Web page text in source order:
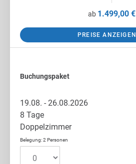
ab 1.499,00 €
PREISE ANZEIGEN
Buchungspaket
19.08. - 26.08.2026
8 Tage
Doppelzimmer
Belegung: 2 Personen